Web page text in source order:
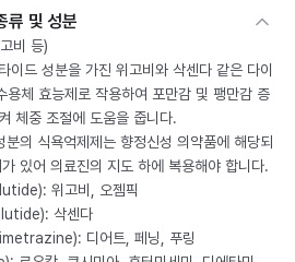
류 및 성분
비 등)
이드 성분을 가진 위고비와 삭센다 같은 다이
용체 효능제로 작용하여 포만감 및 팽만감 증
체중 조절에 도움을 줍니다.
의 식욕억제제는 향정신성 의약품에 해당되
있어 의료진의 지도 하에 복용해야 합니다.
위고비, 오젬픽
삭센다
디어트, 페닝, 푸링